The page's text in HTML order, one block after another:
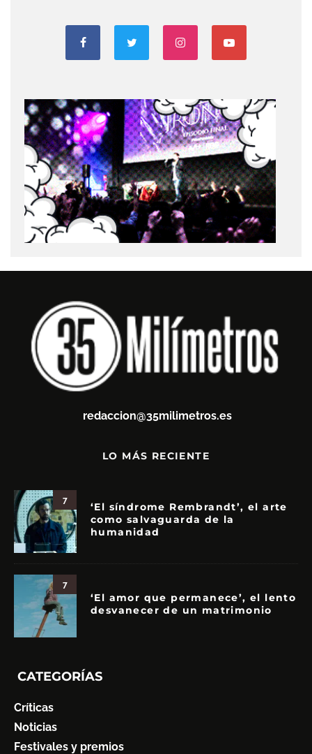
redaccion@35milimetros.es
LO MÁS RECIENTE
7
‘El síndrome Rembrandt’, el arte
como salvaguarda de la
humanidad
7
‘El amor que permanece’, el lento
desvanecer de un matrimonio
CATEGORÍAS
Críticas
Noticias
Festivales y premios